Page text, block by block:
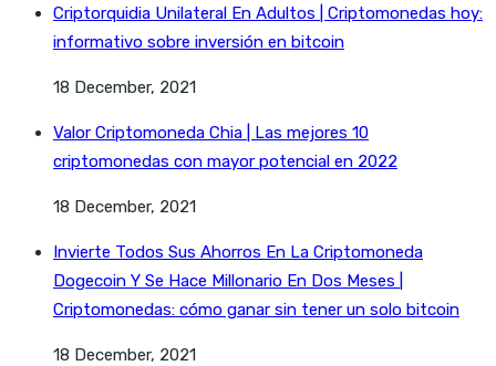
Criptorquidia Unilateral En Adultos | Criptomonedas hoy:
informativo sobre inversión en bitcoin
18 December, 2021
Valor Criptomoneda Chia | Las mejores 10
criptomonedas con mayor potencial en 2022
18 December, 2021
Invierte Todos Sus Ahorros En La Criptomoneda
Dogecoin Y Se Hace Millonario En Dos Meses |
Criptomonedas: cómo ganar sin tener un solo bitcoin
18 December, 2021